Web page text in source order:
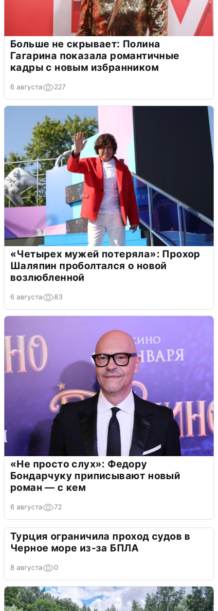
Больше не скрывает: Полина
Гагарина показала романтичные
кадры с новым избранником
6 августа 227
«Четырех мужей потеряла»: Прохор
Шаляпин проболтался о новой
возлюбленной
6 августа 83
«Не просто слух»: Федору
Бондарчуку приписывают новый
роман — с кем
6 августа 72
Турция ограничила проход судов в
Черное море из-за БПЛА
8 августа 0